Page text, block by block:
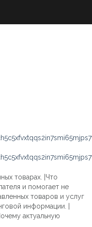
товарах. |Что
и помогает не
товаров и услуг
информации. |
актуальную